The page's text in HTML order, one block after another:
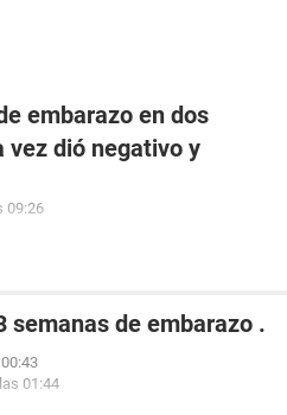
embarazo en dos
vez dió negativo y
09:26
semanas de embarazo .
01:44